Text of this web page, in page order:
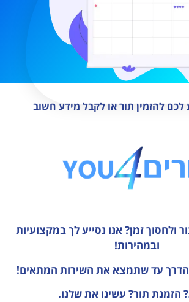
לכם להזמין תור או לקבל מידע חשוב
ולחסוך זמן? אנו נסייע לך במקצועיות
ובמהירות!
הדרך עד שתמצא את השירות המתאים!
הזמנת תור? עשינו את שלנו.